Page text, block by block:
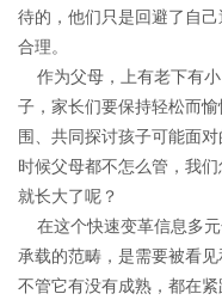
待的，他们只是回避了自
合理。
作为父母，上有老下有小
子，家长们要保持轻松而
围、共同探讨孩子可能面
时候父母都不怎么管，我
就长大了呢？
在这个快速变革信息多元
承载的范畴，是需要被看
不管它有没有成熟，都在